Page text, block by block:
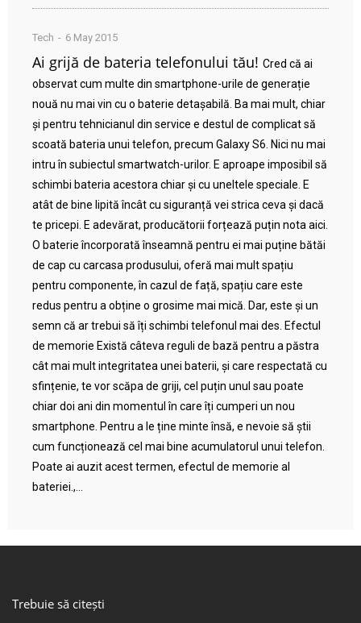
Tech 6 May 2015
Ai grijă de bateria telefonului tău! Cred că ai
observat cum multe din smartphone-urile de generație
nouă nu mai vin cu o baterie detașabilă. Ba mai mult, chiar
și pentru tehnicianul din service e destul de complicat să
scoată bateria unui telefon, precum Galaxy S6. Nici nu mai
intru în subiectul smartwatch-urilor. E aproape imposibil să
schimbi bateria acestora chiar și cu uneltele speciale. E
atât de bine lipită încât cu siguranță vei strica ceva și dacă
te pricepi. E adevărat, producătorii forțează puțin nota aici.
O baterie încorporată înseamnă pentru ei mai puține bătăi
de cap cu carcasa produsului, oferă mai mult spațiu
pentru componente, în cazul de față, spațiu care este
redus pentru a obține o grosime mai mică. Dar, este și un
semn că ar trebui să îți schimbi telefonul mai des. Efectul
de memorie Există câteva reguli de bază pentru a păstra
cât mai mult integritatea unei baterii, și care respectată cu
sfințenie, te vor scăpa de griji, cel puțin unul sau poate
chiar doi ani din momentul în care îți cumperi un nou
smartphone. Pentru a le ține minte însă, e nevoie să știi
cum funcționează cel mai bine acumulatorul unui telefon.
Poate ai auzit acest termen, efectul de memorie al
bateriei.,...
Trebuie să citești